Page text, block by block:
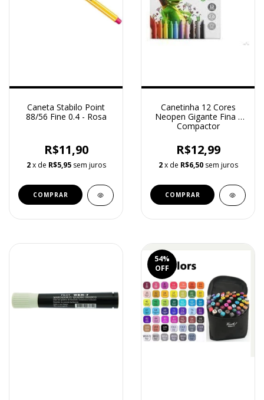
Caneta Stabilo Point
88/56 Fine 0.4 - Rosa
R$11,90
2 x de R$5,95 sem juros
Canetinha 12 Cores
Neopen Gigante Fina -
Compactor
R$12,99
2 x de R$6,50 sem juros
54%
OFF